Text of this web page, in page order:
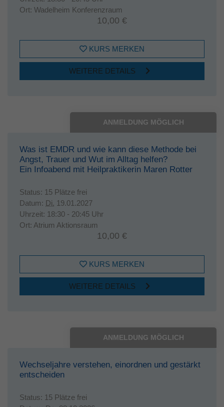
Ort: Wadelheim Konferenzraum
10,00 €
KURS MERKEN
WEITERE DETAILS
ANMELDUNG MÖGLICH
Was ist EMDR und wie kann diese Methode bei
Angst, Trauer und Wut im Alltag helfen?
Ein Infoabend mit Heilpraktikerin Maren Rotter
Status: 15 Plätze frei
Datum: Di. 19.01.2027
Uhrzeit: 18:30 - 20:45 Uhr
Ort: Atrium Aktionsraum
10,00 €
KURS MERKEN
WEITERE DETAILS
ANMELDUNG MÖGLICH
Wechseljahre verstehen, einordnen und gestärkt
entscheiden
Status: 15 Plätze frei